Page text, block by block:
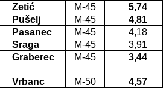
Zetić M-45
5,74
Pušelj M-45
4,81
Pasanec M-45
4,18
Sraga M-45
3,91
Graberec M-45 3,44
Vrbanc M-50
4,57